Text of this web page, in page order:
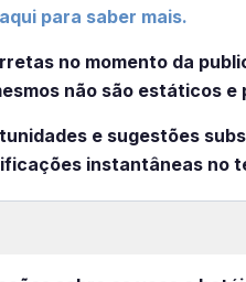
para saber mais.
no momento da
não são estáticos
e sugestões
instantâneas no